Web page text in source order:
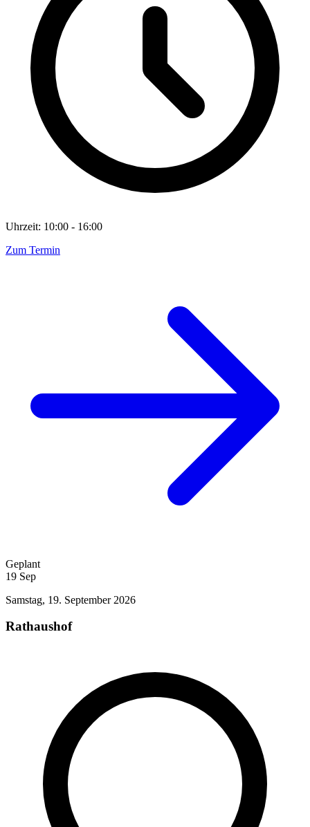
Uhrzeit: 10:00 - 16:00
Zum Termin
Geplant
19 Sep
Samstag, 19. September 2026
Rathaushof